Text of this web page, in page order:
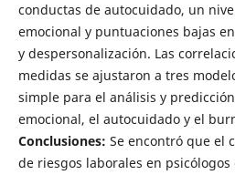
conductas de autocuidado, un
emocional y puntuaciones bajas
y despersonalización. Las
medidas se ajustaron a tres
simple para el análisis y
emocional, el autocuidado y el
Conclusiones: Se encontró que el
de riesgos laborales en